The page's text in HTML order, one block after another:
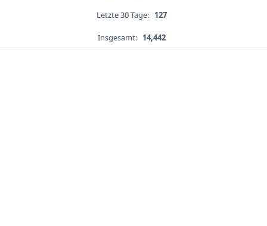
Letzte 30 Tage: 127
Insgesamt: 14,442